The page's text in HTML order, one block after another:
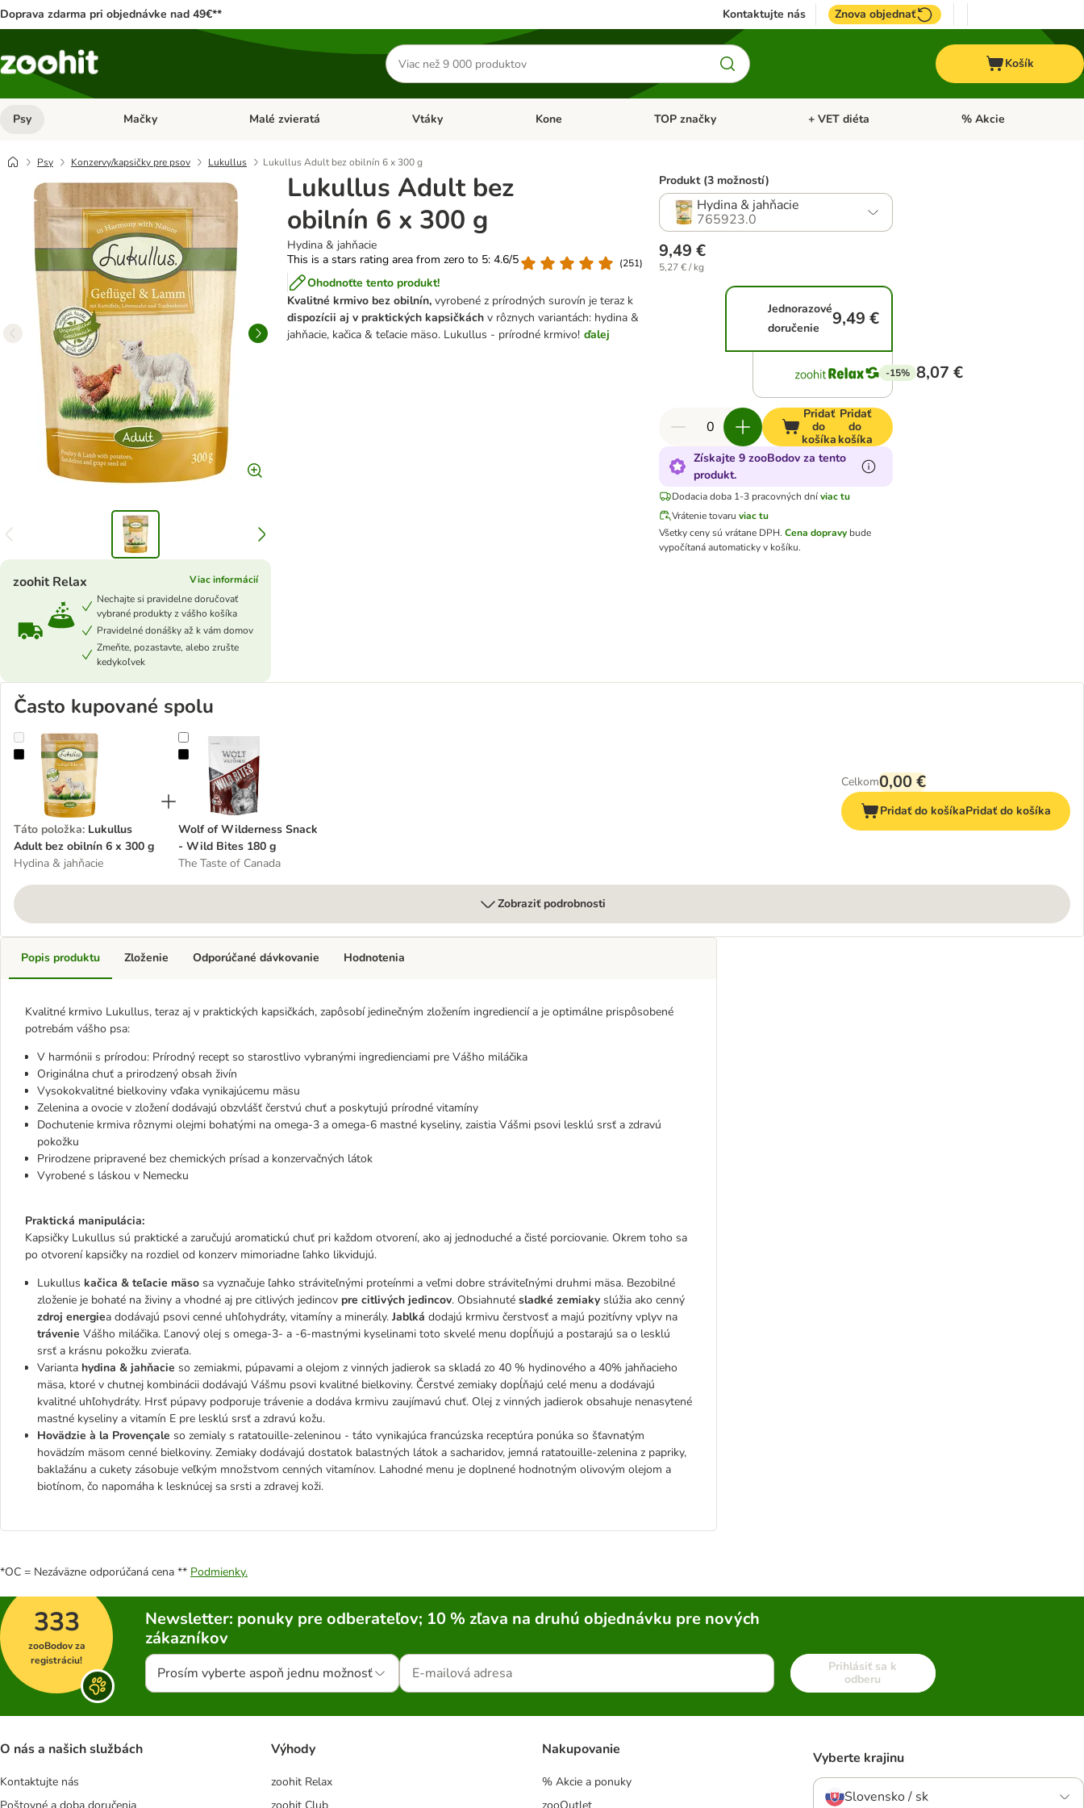
Doprava zdarma pri objednávke nad 49€** Kontaktujte nás Znova objednať
Hľadať
produkty
Košík
Psy Otvoriť menu: Psy
Mačky Otvoriť menu: Mačky
Malé zvieratá Otvoriť menu: Malé zvieratá
Vtáky Otvoriť menu: Vtáky
Kone Otvoriť menu: Kone
TOP značky Otvoriť menu: TOP značky
+ VET diéta Otvoriť menu: + VET diéta
% Akcie
Psy Konzervy/kapsičky pre psov Lukullus Lukullus Adult bez obilnín 6 x 300 g
Lukullus Adult bez
obilnín 6 x 300 g
Hydina & jahňacie
This is a stars rating area from zero to 5: 4.6/5
(251)
Ohodnoťte tento produkt!
Kvalitné krmivo bez obilnín,vyrobené z prírodných surovín je teraz k
dispozícii aj v praktických kapsičkáchv rôznych variantách: hydina &
jahňacie, kačica & teľacie mäso. Lukullus - prírodné krmivo! ďalej
zoohit Relax
Viac informácií
Nechajte si pravidelne doručovať
vybrané produkty z vášho košíka
Pravidelné donášky až k vám domov
Zmeňte, pozastavte, alebo zrušte
kedykoľvek
Produkt (3 možností)
Hydina & jahňacie
765923.0
9,49 €
5,27 € / kg
Jednorazové
doručenie
9,49 €
-15% 8,07 €
Pridať
do
košíka
Pridať
do
košíka
Získajte 9 zooBodov za tento
produkt.
Dodacia doba 1-3 pracovných dní viac tu
Vrátenie tovaru viac tu
Všetky ceny sú vrátane DPH. Cena dopravybude
vypočítaná automaticky v košíku.
Často kupované spolu
Lukullus Adult bez obilnín 6 x 300 g
Táto položka: Lukullus
Adult bez obilnín 6 x 300 g
Hydina & jahňacie
Wolf of Wilderness Snack - Wild Bites 180 g
Wolf of Wilderness Snack
- Wild Bites 180 g
The Taste of Canada
Celkom0,00 €
Pridať do košíkaPridať do košíka
Zobraziť podrobnosti
Popis produktu
Kvalitné krmivo Lukullus, teraz aj v praktických kapsičkách, zapôsobí jedinečným zložením ingrediencií a je optimálne prispôsobené
potrebám vášho psa:
V harmónii s prírodou: Prírodný recept so starostlivo vybranými ingredienciami pre Vášho miláčika
Originálna chuť a prirodzený obsah živín
Vysokokvalitné bielkoviny vďaka vynikajúcemu mäsu
Zelenina a ovocie v zložení dodávajú obzvlášť čerstvú chuť a poskytujú prírodné vitamíny
Dochutenie krmiva rôznymi olejmi bohatými na omega-3 a omega-6 mastné kyseliny, zaistia Vášmi psovi lesklú srsť a zdravú
pokožku
Prirodzene pripravené bez chemických prísad a konzervačných látok
Vyrobené s láskou v Nemecku
Praktická manipulácia:
Kapsičky Lukullus sú praktické a zaručujú aromatickú chuť pri každom otvorení, ako aj jednoduché a čisté porciovanie. Okrem toho sa
po otvorení kapsičky na rozdiel od konzerv mimoriadne ľahko likvidujú.
Lukullus kačica & teľacie mäso sa vyznačuje ľahko stráviteľnými proteínmi a veľmi dobre stráviteľnými druhmi mäsa. Bezobilné
zloženie je bohaté na živiny a vhodné aj pre citlivých jedincov pre citlivých jedincov. Obsiahnuté sladké zemiaky slúžia ako cenný
zdroj energiea dodávajú psovi cenné uhľohydráty, vitamíny a minerály. Jablká dodajú krmivu čerstvosť a majú pozitívny vplyv na
trávenie Vášho miláčika. Ľanový olej s omega-3- a -6-mastnými kyselinami toto skvelé menu dopĺňujú a postarajú sa o lesklú
srsť a krásnu pokožku zvieraťa.
Varianta hydina & jahňacie so zemiakmi, púpavami a olejom z vinných jadierok sa skladá zo 40 % hydinového a 40% jahňacieho
mäsa, ktoré v chutnej kombinácii dodávajú Vášmu psovi kvalitné bielkoviny. Čerstvé zemiaky dopĺňajú celé menu a dodávajú
kvalitné uhľohydráty. Hrsť púpavy podporuje trávenie a dodáva krmivu zaujímavú chuť. Olej z vinných jadierok obsahuje nenasytené
mastné kyseliny a vitamín E pre lesklú srsť a zdravú kožu.
Hovädzie à la Provençale so zemialy s ratatouille-zeleninou - táto vynikajúca francúzska receptúra ponúka so šťavnatým
hovädzím mäsom cenné bielkoviny. Zemiaky dodávajú dostatok balastných látok a sacharidov, jemná ratatouille-zelenina z papriky,
baklažánu a cukety zásobuje veľkým množstvom cenných vitamínov. Lahodné menu je doplnené hodnotným olivovým olejom a
biotínom, čo napomáha k lesknúcej sa srsti a zdravej koži.
Zloženie Odporúčané dávkovanie Hodnotenia
*OC = Nezáväzne odporúčaná cena ** Podmienky.
333
zooBodov za
registráciu!
Newsletter: ponuky pre odberateľov; 10 % zľava na druhú objednávku pre nových
zákazníkov
Prosím vyberte aspoň jednu možnosť
Prihlásiť sa k
odberu
O nás a našich službách
Kontaktujte nás
Výhody
zoohit Relax
Nakupovanie
% Akcie a ponuky
Vyberte krajinu
Slovensko / sk